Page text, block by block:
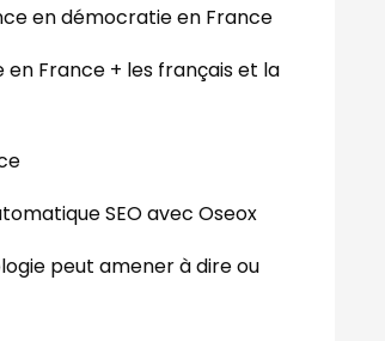
en démocratie en France
en France + les français et la
SEO avec Oseox
peut amener à dire ou